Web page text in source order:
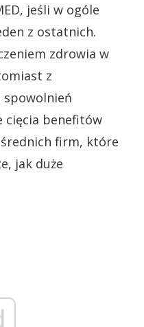
jeśli w ogóle
z ostatnich.
zdrowia w
z
spowolnień
cięcia benefitów
średnich firm, które
jak duże